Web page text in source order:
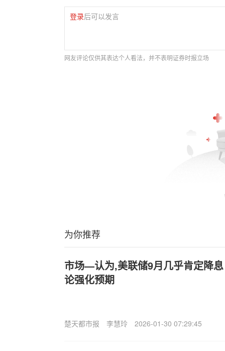
登录后可以发言
网友评论仅供其表达个人看法，并不表明证券时报立场
为你推荐
市场—认为,美联储9月几乎肯定降
论强化预期
楚天都市报 李慧玲 2026-01-30 07:29:45